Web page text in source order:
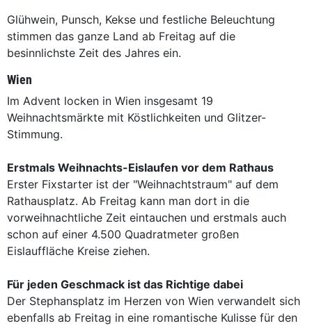
Glühwein, Punsch, Kekse und festliche Beleuchtung
stimmen das ganze Land ab Freitag auf die
besinnlichste Zeit des Jahres ein.
Wien
Im Advent locken in Wien insgesamt 19
Weihnachtsmärkte mit Köstlichkeiten und Glitzer-
Stimmung.
Erstmals Weihnachts-Eislaufen vor dem Rathaus
Erster Fixstarter ist der "Weihnachtstraum" auf dem
Rathausplatz. Ab Freitag kann man dort in die
vorweihnachtliche Zeit eintauchen und erstmals auch
schon auf einer 4.500 Quadratmeter großen
Eislauffläche Kreise ziehen.
Für jeden Geschmack ist das Richtige dabei
Der Stephansplatz im Herzen von Wien verwandelt sich
ebenfalls ab Freitag in eine romantische Kulisse für den